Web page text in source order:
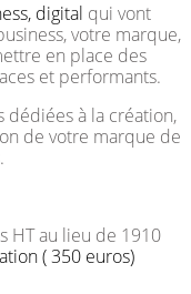
digital qui vont
votre marque,
en place des
et performants.
à la création,
de votre marque de
HT au lieu de 1910
( 350 euros)